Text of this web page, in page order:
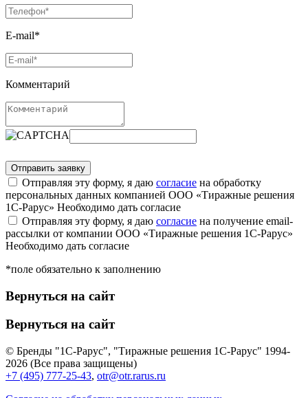
E-mail*
Комментарий
Отправляя эту форму, я даю согласие на обработку
персональных данных компанией ООО «Тиражные решения
1С-Рарус» Необходимо дать согласие
Отправляя эту форму, я даю согласие на получение email-
рассылки от компании ООО «Тиражные решения 1С-Рарус»
Необходимо дать согласие
*поле обязательно к заполнению
Вернуться на сайт
Вернуться на сайт
© Бренды "1С-Рарус", "Тиражные решения 1С-Рарус" 1994-
2026 (Все права защищены)
+7 (495) 777-25-43, otr@otr.rarus.ru